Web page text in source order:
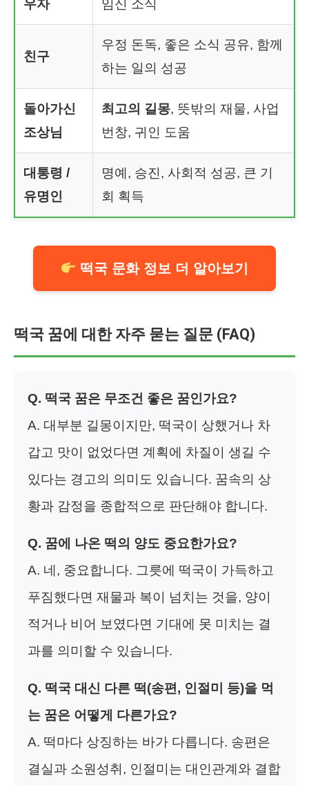
우자 임신 소식
친구
우정 돈독, 좋은 소식 공유, 함께
하는 일의 성공
돌아가신
조상님
최고의 길몽, 뜻밖의 재물, 사업
번창, 귀인 도움
대통령 /
유명인
명예, 승진, 사회적 성공, 큰 기
회 획득
떡국 문화 정보 더 알아보기
떡국 꿈에 대한 자주 묻는 질문 (FAQ)
Q. 떡국 꿈은 무조건 좋은 꿈인가요?
A. 대부분 길몽이지만, 떡국이 상했거나 차
갑고 맛이 없었다면 계획에 차질이 생길 수
있다는 경고의 의미도 있습니다. 꿈속의 상
황과 감정을 종합적으로 판단해야 합니다.
Q. 꿈에 나온 떡의 양도 중요한가요?
A. 네, 중요합니다. 그릇에 떡국이 가득하고
푸짐했다면 재물과 복이 넘치는 것을, 양이
적거나 비어 보였다면 기대에 못 미치는 결
과를 의미할 수 있습니다.
Q. 떡국 대신 다른 떡(송편, 인절미 등)을 먹
는 꿈은 어떻게 다른가요?
A. 떡마다 상징하는 바가 다릅니다. 송편은
결실과 소원성취, 인절미는 대인관계와 결합